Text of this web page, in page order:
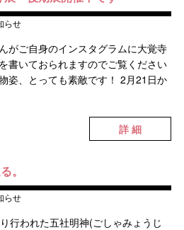
らせ
がご自身のインスタグラムに大覚寺
書いておられますのでご覧ください
姿、とっても素敵です！ 2月21日か
詳 細
。
らせ
行われた五社明神(ごしゃみょうじ